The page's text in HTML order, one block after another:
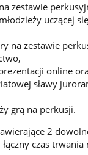
zestawie
uczącej
na zestawie
online
sławy
grą na perkusji.
2
czas